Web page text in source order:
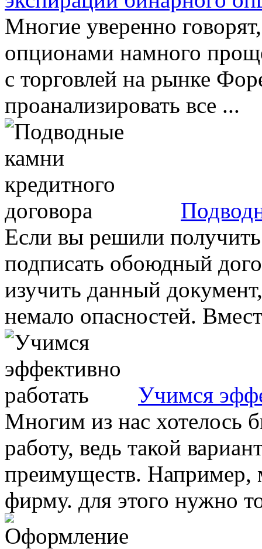
Многие уверенно
опционами намного
с торговлей на рынке
проанализировать все ...
Если вы решили
подписать обоюдный
изучить данный
немало опасностей.
Учимся
Многим из нас хотелось
работу, ведь такой
преимуществ.
фирму. для этого нужно